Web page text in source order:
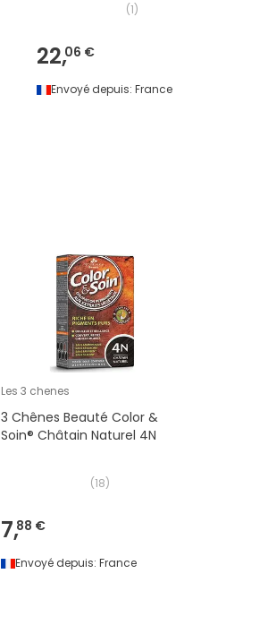
(1)
22,06 €
Envoyé depuis: France
Les 3 chenes
3 Chênes Beauté Color &
Soin® Châtain Naturel 4N
(18)
7,88 €
Envoyé depuis: France